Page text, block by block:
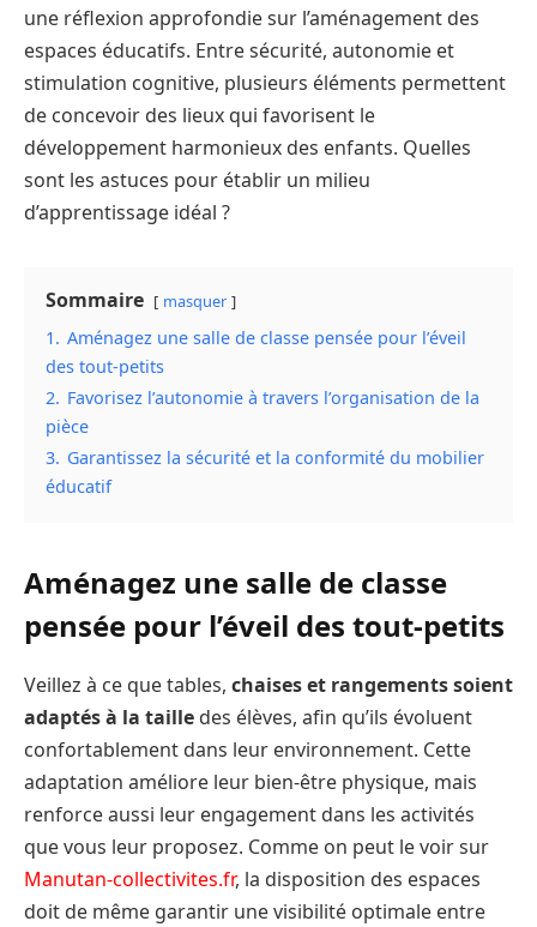
une réflexion approfondie sur l’aménagement des
espaces éducatifs. Entre sécurité, autonomie et
stimulation cognitive, plusieurs éléments permettent
de concevoir des lieux qui favorisent le
développement harmonieux des enfants. Quelles
sont les astuces pour établir un milieu
d’apprentissage idéal ?
Sommaire masquer
1. Aménagez une salle de classe pensée pour l’éveil
des tout-petits
2. Favorisez l’autonomie à travers l’organisation de la
pièce
3. Garantissez la sécurité et la conformité du mobilier
éducatif
Aménagez une salle de classe
pensée pour l’éveil des tout-petits
Veillez à ce que tables, chaises et rangements soient
adaptés à la taille des élèves, afin qu’ils évoluent
confortablement dans leur environnement. Cette
adaptation améliore leur bien-être physique, mais
renforce aussi leur engagement dans les activités
que vous leur proposez. Comme on peut le voir sur
Manutan-collectivites.fr, la disposition des espaces
doit de même garantir une visibilité optimale entre